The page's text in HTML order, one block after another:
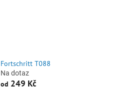
Fortschritt T088
Na dotaz
od 249 Kč